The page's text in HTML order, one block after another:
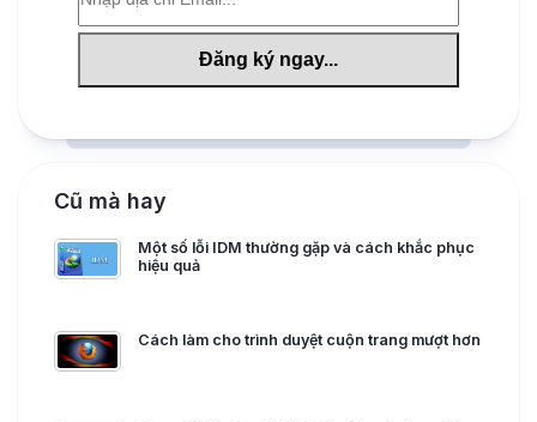
Cũ mà hay
Một số lỗi IDM thường gặp và cách khắc phục
hiệu quả
Cách làm cho trình duyệt cuộn trang mượt hơn